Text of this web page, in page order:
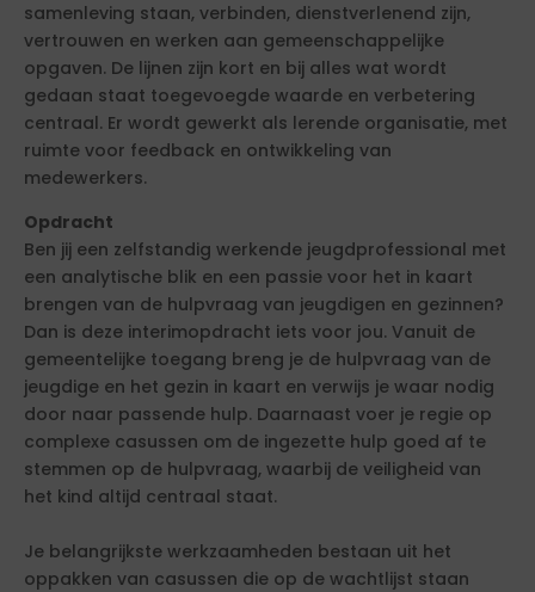
samenleving staan, verbinden, dienstverlenend zijn,
vertrouwen en werken aan gemeenschappelijke
opgaven. De lijnen zijn kort en bij alles wat wordt
gedaan staat toegevoegde waarde en verbetering
centraal. Er wordt gewerkt als lerende organisatie, met
ruimte voor feedback en ontwikkeling van
medewerkers.
Opdracht
Ben jij een zelfstandig werkende jeugdprofessional met
een analytische blik en een passie voor het in kaart
brengen van de hulpvraag van jeugdigen en gezinnen?
Dan is deze interimopdracht iets voor jou. Vanuit de
gemeentelijke toegang breng je de hulpvraag van de
jeugdige en het gezin in kaart en verwijs je waar nodig
door naar passende hulp. Daarnaast voer je regie op
complexe casussen om de ingezette hulp goed af te
stemmen op de hulpvraag, waarbij de veiligheid van
het kind altijd centraal staat.
Je belangrijkste werkzaamheden bestaan uit het
oppakken van casussen die op de wachtlijst staan